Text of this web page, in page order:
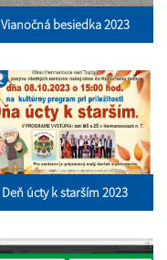
Vianočná besiedka 2023
Deň úcty k starším 2023